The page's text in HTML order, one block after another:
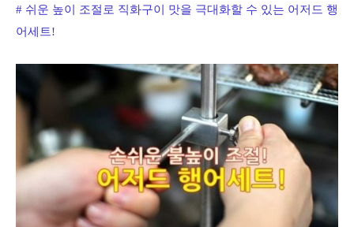
# 쉬운 높이 조절로 직화구이 맛을 극대화할 수 있는 어저드 행
어세트!